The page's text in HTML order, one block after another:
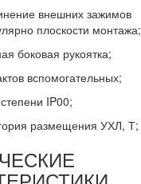
внешних зажимов
плоскости монтажа;
боковая рукоятка;
вспомогательных;
IP00;
размещения УХЛ, Т;